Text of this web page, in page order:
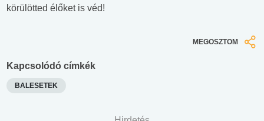
körülötted élőket is véd!
MEGOSZTOM
Kapcsolódó címkék
BALESETEK